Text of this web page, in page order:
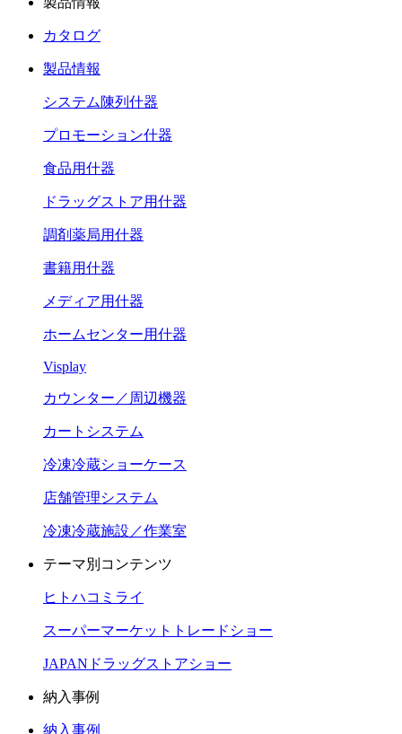
カタログ
製品情報
システム陳列什器
プロモーション什器
食品用什器
ドラッグストア用什器
調剤薬局用什器
書籍用什器
メディア用什器
ホームセンター用什器
Visplay
カウンター／周辺機器
カートシステム
冷凍冷蔵ショーケース
店舗管理システム
冷凍冷蔵施設／作業室
テーマ別コンテンツ
ヒトハコミライ
スーパーマーケットトレードショー
JAPANドラッグストアショー
納入事例
納入事例